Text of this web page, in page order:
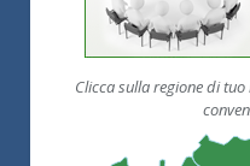
Clicca sulla regione di